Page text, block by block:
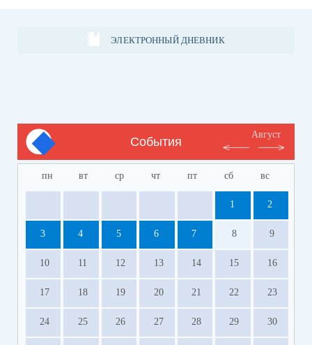
ЭЛЕКТРОННЫЙ ДНЕВНИК
События
Август
пн вт ср чт пт сб вс
1 2
3 4 5 6 7 8 9
10 11 12 13 14 15 16
17 18 19 20 21 22 23
24 25 26 27 28 29 30